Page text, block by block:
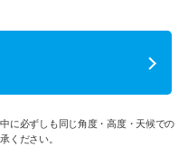
に必ずしも同じ角度・高度・天候での
ください。